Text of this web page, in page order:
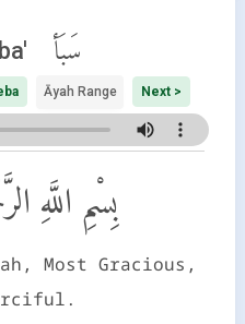
سَبَأ
Āyah Range Next >
بِسْمِ اللَّهِ
Most Gracious,